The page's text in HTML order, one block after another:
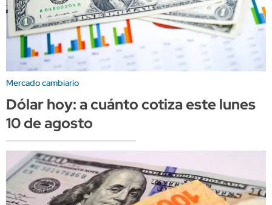
Mercado cambiario
Dólar hoy: a cuánto cotiza este lunes
10 de agosto